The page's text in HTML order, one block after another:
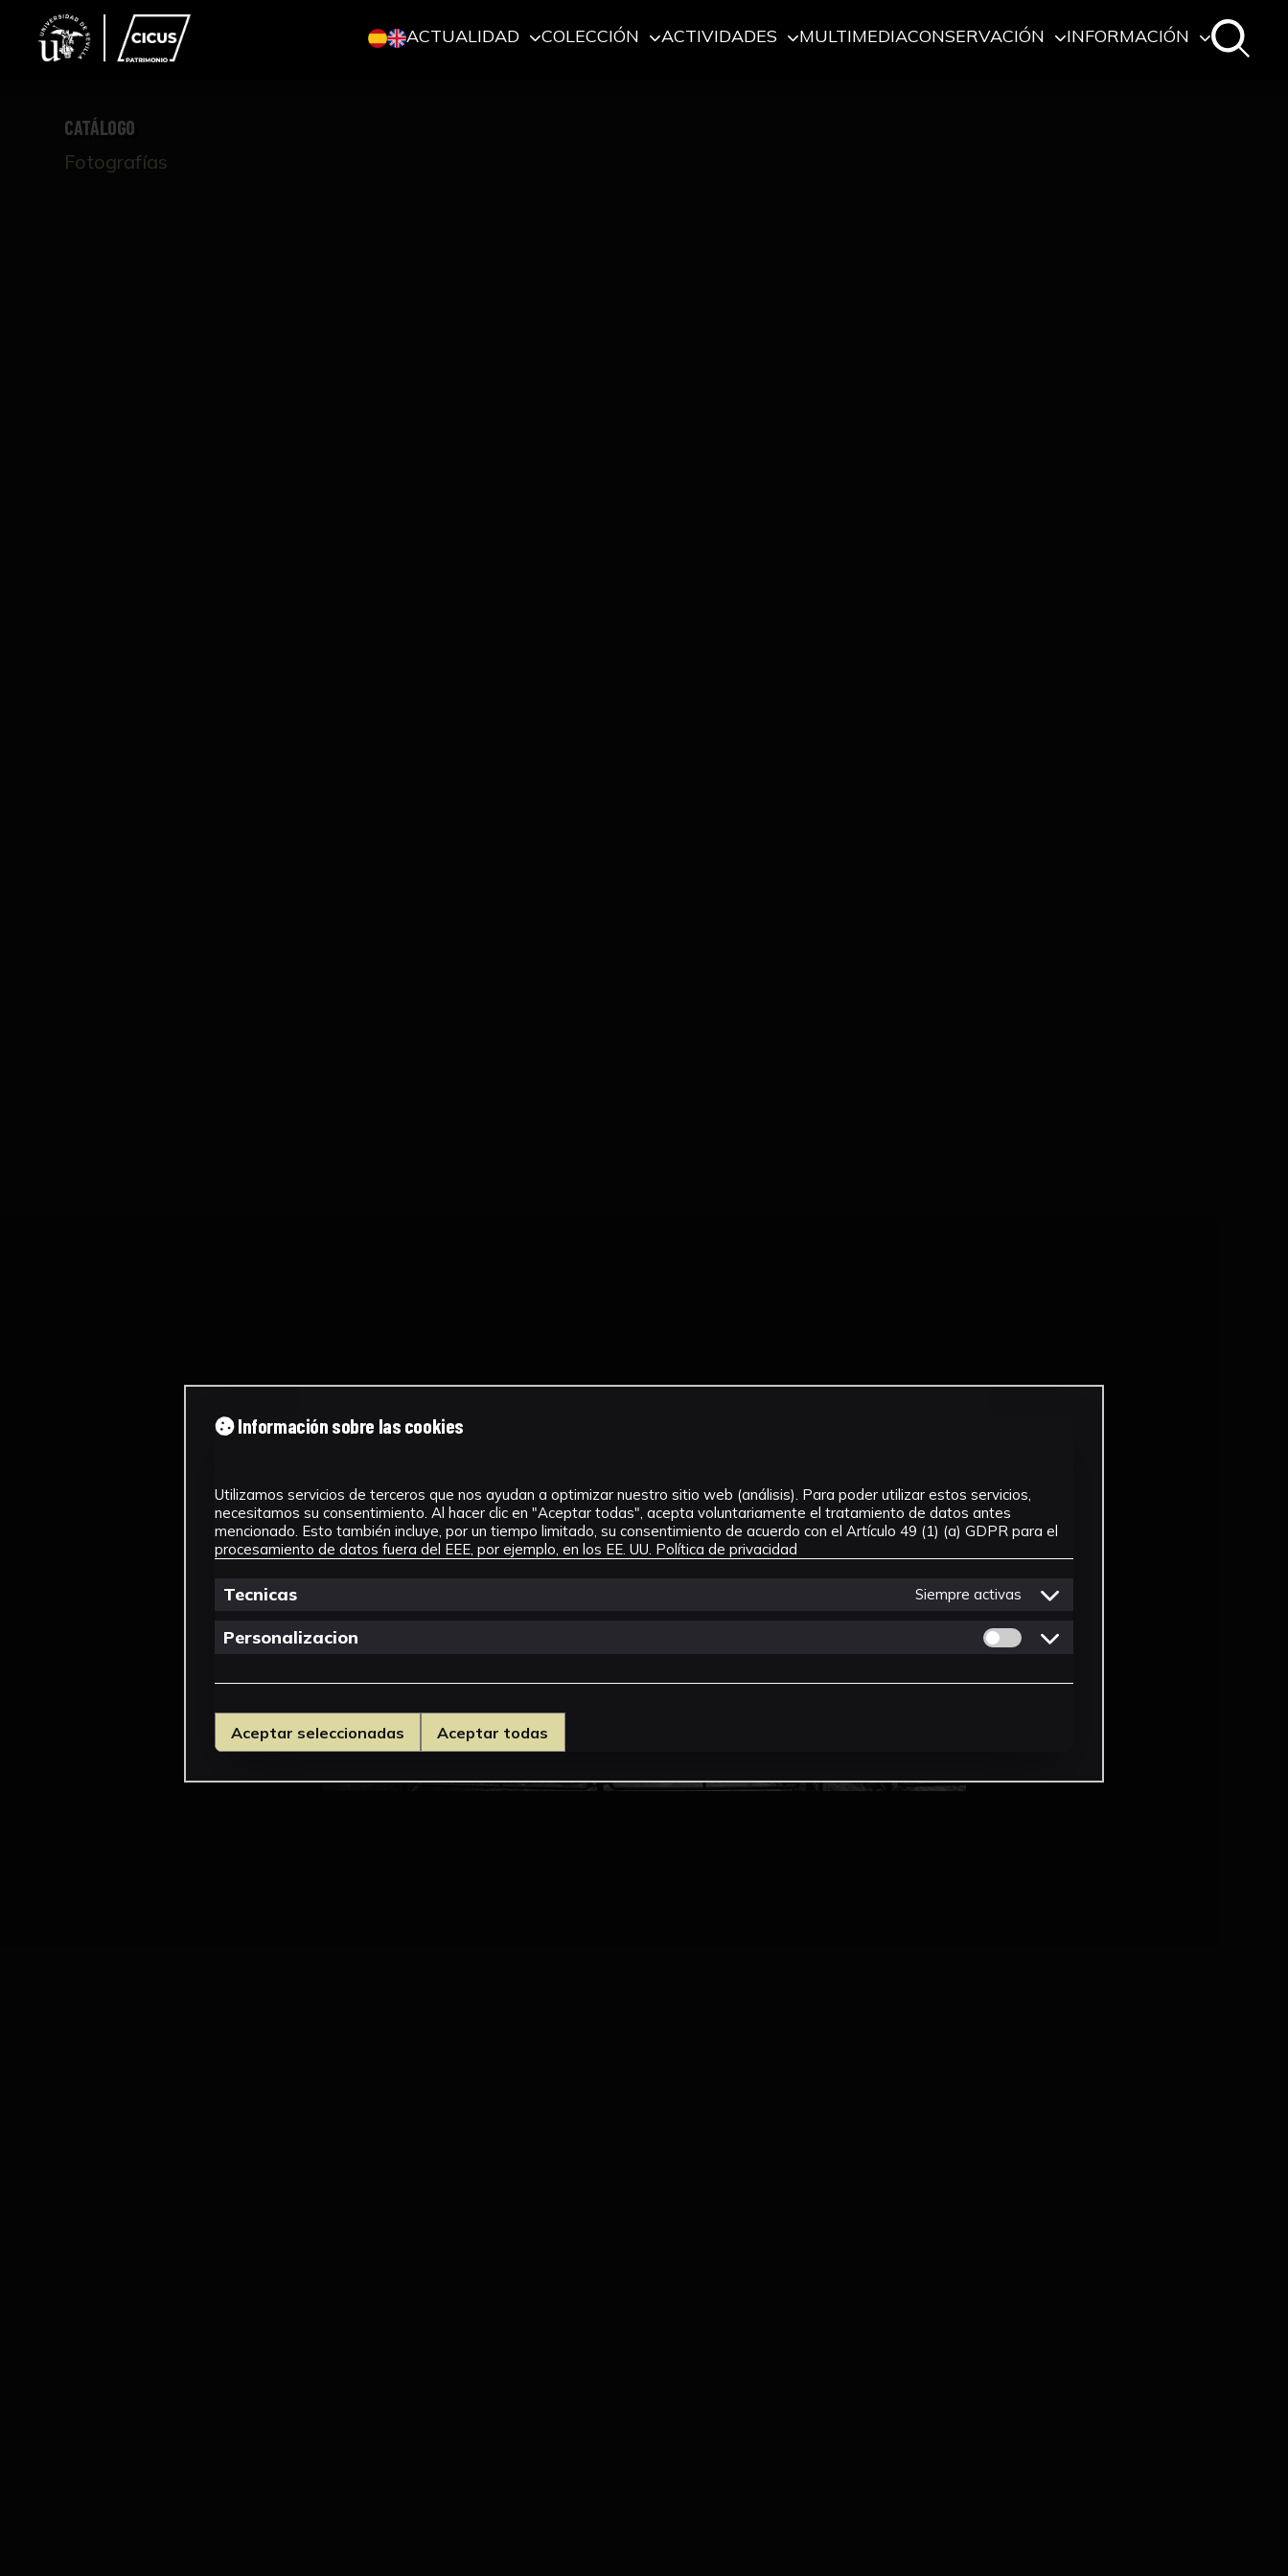
ACTUALIDAD COLECCIÓN ACTIVIDADES MULTIMEDIACONSERVACIÓN INFORMACIÓN
CATÁLOGO
Fotografías
Información sobre las cookies
Utilizamos servicios de terceros que nos ayudan a optimizar nuestro sitio web (análisis). Para poder utilizar estos servicios,
necesitamos su consentimiento. Al hacer clic en "Aceptar todas", acepta voluntariamente el tratamiento de datos antes
mencionado. Esto también incluye, por un tiempo limitado, su consentimiento de acuerdo con el Artículo 49 (1) (a) GDPR para el
procesamiento de datos fuera del EEE, por ejemplo, en los EE. UU. Política de privacidad
Tecnicas Siempre activas
Personalizacion Permitir cookies de Personalizacion
Aceptar seleccionadas Aceptar todas